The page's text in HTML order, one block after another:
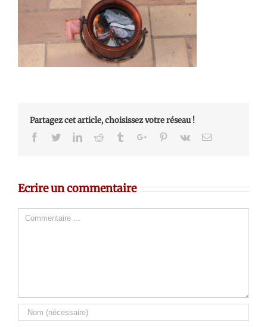
Partagez cet article, choisissez votre réseau !
Facebook
TwitterLinkedinReddit TumblrGoogle+Pinterest
Vk Email
Ecrire un commentaire
Comment